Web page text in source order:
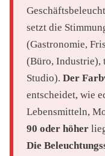
setzt die
(Gastronomie,
(Büro, Industrie),
Studio). Der
entscheidet, wie
Lebensmitteln,
90 oder höher
Die